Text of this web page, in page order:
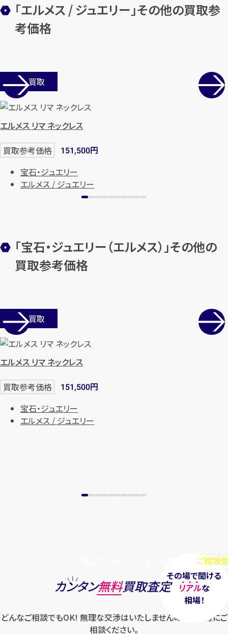
「エルメス / ジュエリー」その他の買取参
考価格
店舗買取
エルメス リマ ネックレス
買取参考価格 151,500円
宝石・ジュエリー
エルメス / ジュエリー
「宝石・ジュエリー（エルメス）」その他の
買取参考価格
店舗買取
エルメス リマ ネックレス
買取参考価格 151,500円
宝石・ジュエリー
エルメス / ジュエリー
ご相談
その場で聞ける
リアルな
相場！
カンタン無料買取査定
どんなご相談でもOK! 無理な交渉はいたしませんのでお気軽にご
相談ください。